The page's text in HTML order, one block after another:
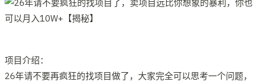
项目介绍：
26年请不要再疯狂的找项目做了，大家完全可以思考一个问题，